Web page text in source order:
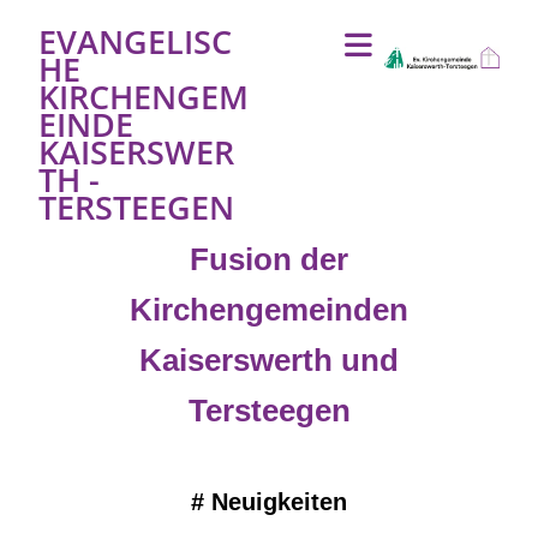
EVANGELISC
HE
KIRCHENGEM
EINDE
KAISERSWER
TH -
TERSTEEGEN
Fusion der
Kirchengemeinden
Kaiserswerth und
Tersteegen
# Neuigkeiten